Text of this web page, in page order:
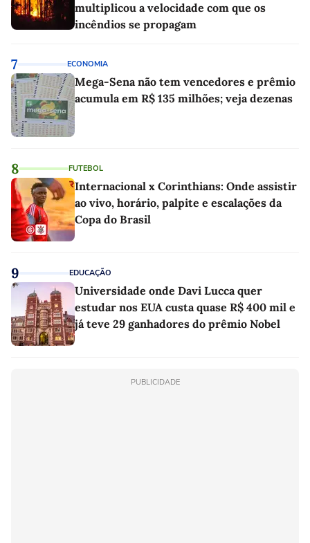
multiplicou a velocidade com que os
incêndios se propagam
7 ECONOMIA
Mega-Sena não tem vencedores e prêmio
acumula em R$ 135 milhões; veja dezenas
8 FUTEBOL
Internacional x Corinthians: Onde assistir
ao vivo, horário, palpite e escalações da
Copa do Brasil
9 EDUCAÇÃO
Universidade onde Davi Lucca quer
estudar nos EUA custa quase R$ 400 mil e
já teve 29 ganhadores do prêmio Nobel
PUBLICIDADE